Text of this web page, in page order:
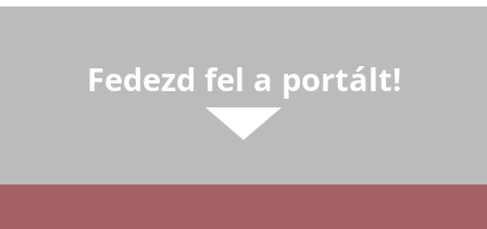
Fedezd fel a portált!